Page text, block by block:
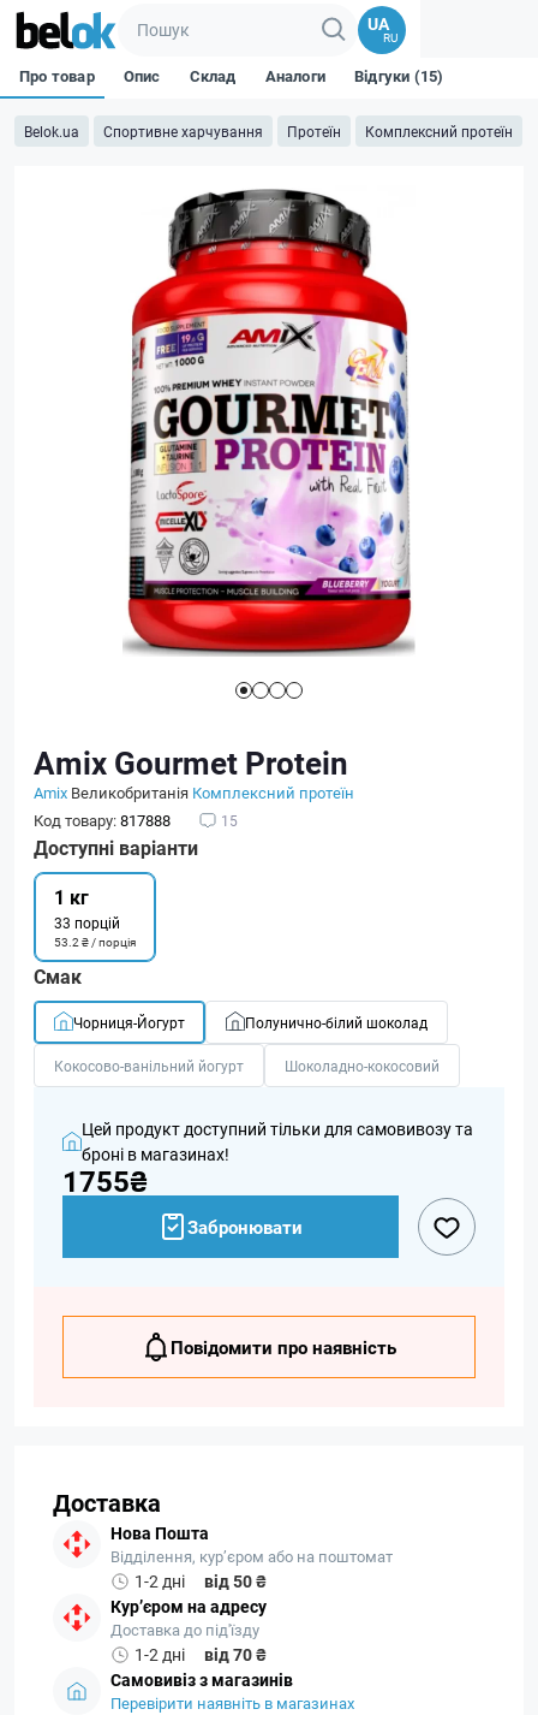
UA
RU
Belok.ua Спортивне харчування Протеїн Комплексний протеїн
Про товар Опис Склад Аналоги Відгуки (15)
Amix Gourmet Protein
Amix Великобританія Комплексний протеїн
Код товару:817888 15
Доступні варіанти
1 кг
33 порцій
53.2 ₴ / порція
Смак
Чорниця-Йогурт Полунично-білий шоколад
Кокосово-ванільний йогурт Шоколадно-кокосовий
Цей продукт доступний тільки для самовивозу та
броні в магазинах!
1755₴
Забронювати
Повідомити про наявність
Доставка
Нова Пошта
Відділення, кур’єром або на поштомат
1-2 дні
від 50 ₴
Кур’єром на адресу
Доставка до під'їзду
1-2 дні
від 70 ₴
Самовивіз з магазинів
Перевірити наявніть в магазинах